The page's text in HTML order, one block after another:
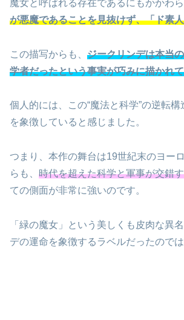
魔女と呼ばれる存在であるにもかかわら
が悪魔であることを見抜けず、「ド素
この描写からも、 ジークリンデは本当
学者だったという事実が巧みに描かれ
個人的には、この“魔法と科学”の逆転
を象徴していると感じました。
つまり、本作の舞台は19世紀末のヨー
らも、 時代を超えた科学と軍事が交錯
ての側面が非常に強いのです。
「緑の魔女」という美しくも皮肉な異
デの運命を象徴するラベルだったのでは